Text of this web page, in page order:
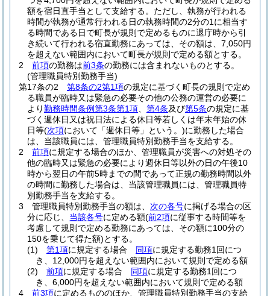
額を宿日直手当として支給する。 ただし、執務が行われる
時間が執務が通常行われる日の執務時間の2分の1に相当す
る時間である日で町長が規則で定めるものに退庁時から引
き続いて行われる宿直勤務にあっては、その額は、7,050円
を超えない範囲内において町長が規則で定める額とする。
2
前項の勤務は前3条の勤務には含まれないものとする。
(管理職員特別勤務手当)
第17条の2
第8条の2第1項の規定に基づく町長の規則で定め
る職員が臨時又は緊急の必要その他の公務の運営の必要に
より勤務時間条例第3条第1項 第4条及び第5条の規定に基
づく週休日又は祝日法による休日等若しくは年末年始の休
日等(次項において「週休日等」という。)に勤務した場合
は、当該職員には、管理職員特別勤務手当を支給する。
2
前項に規定する場合のほか、管理職員が災害への対処その
他の臨時又は緊急の必要により週休日等以外の日の午後10
時から翌日の午前5時までの間であって正規の勤務時間以外
の時間に勤務した場合は、当該管理職員には、管理職員特
別勤務手当を支給する。
3
管理職員特別勤務手当の額は、 次の各号に掲げる場合の区
分に応じ、 当該各号に定める額(前2項に従事する時間等を
考慮して規則で定める勤務にあっては、その額に100分の
150を乗じて得た額)とする。
(1)
第1項に規定する場合 同項に規定する勤務1回につ
き、12,000円を超えない範囲内において規則で定める額
(2)
前項に規定する場合 同項に規定する勤務1回につ
き、6,000円を超えない範囲内において規則で定める額
4
前3項に定めるもののほか、管理職員特別勤務手当の支給